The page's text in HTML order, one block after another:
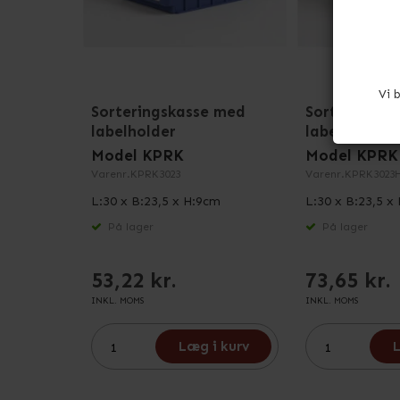
Vi
Sorteringskasse med
labelholder
Model KPRK
Varenr. KPRK3023
L:30 x B:23,5 x H:9cm
På lager
53,22 kr.
INKL. MOMS
Læg i kurv
labelholder
Model KPRK
Varenr.
L:30 x B:23,5 x
På lager
73,65 kr.
INKL. MOMS